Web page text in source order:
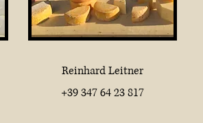
Reinhard Leitner
+39 347 64 23 817